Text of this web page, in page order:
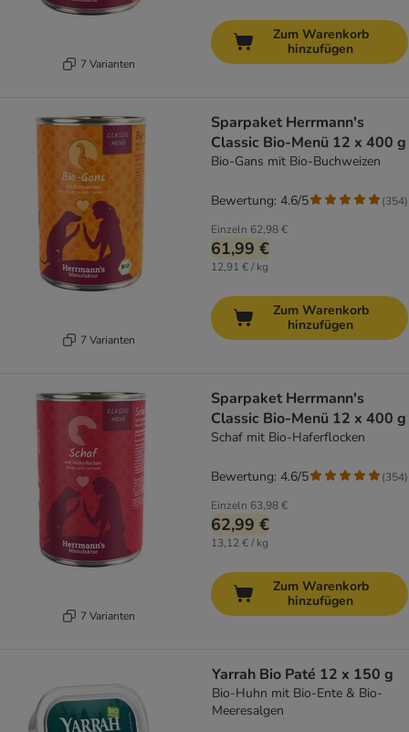
7 Varianten
Zum Warenkorb
hinzufügen
7 Varianten
Sparpaket Herrmann's
Classic Bio-Menü 12 x 400 g
Bio-Gans mit Bio-Buchweizen
Einzeln 62,98 €
61,99 €
12,91 € / kg
Bewertung: 4.6/5 (354)
Zum Warenkorb
hinzufügen
7 Varianten
Sparpaket Herrmann's
Classic Bio-Menü 12 x 400 g
Schaf mit Bio-Haferflocken
Einzeln 63,98 €
62,99 €
13,12 € / kg
Bewertung: 4.6/5 (354)
Zum Warenkorb
hinzufügen
Yarrah Bio Paté 12 x 150 g
Bio-Huhn mit Bio-Ente & Bio-
Meeresalgen